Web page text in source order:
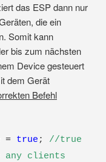
das ESP dann nur
die ein
Somit kann
bis zum nächsten
Device gesteuert
dem Gerät
Befehl
= true ; //true
any clients